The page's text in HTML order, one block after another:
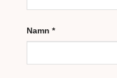
Namn *